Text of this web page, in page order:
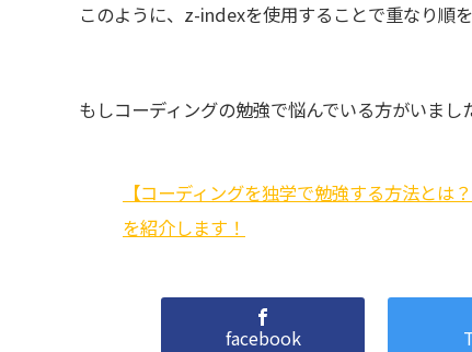
このように、z-indexを使用することで重なり順
もしコーディングの勉強で悩んでいる方がいま
【コーディングを独学で勉強する方法と
を紹介します！
facebook